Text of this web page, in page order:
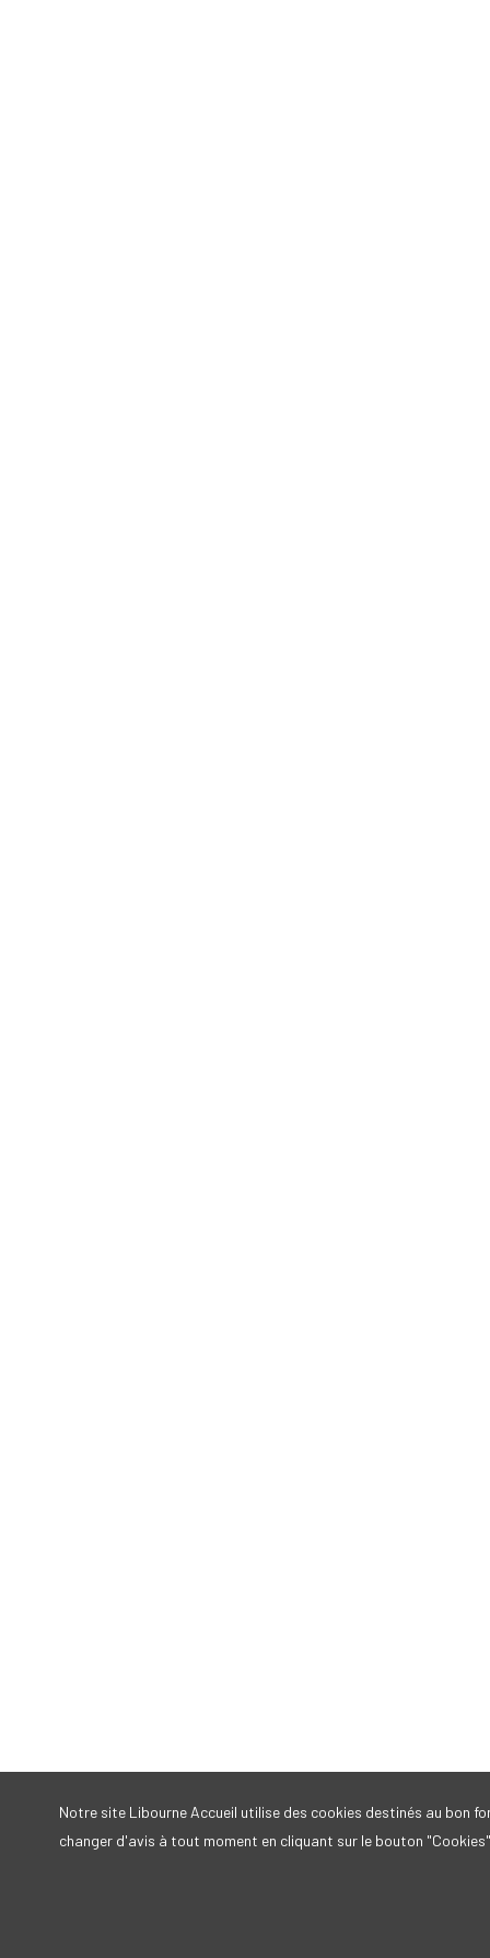
Notre site Libourne Accueil utilise des cookies destinés au bon
changer d'avis à tout moment en cliquant sur le bouton